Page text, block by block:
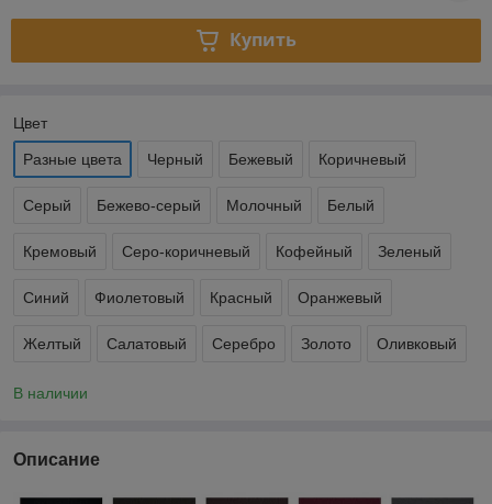
Купить
Цвет
Разные цвета Черный Бежевый Коричневый
Серый Бежево-серый Молочный Белый
Кремовый Серо-коричневый Кофейный Зеленый
Синий Фиолетовый Красный Оранжевый
Желтый Салатовый Серебро Золото Оливковый
В наличии
Описание